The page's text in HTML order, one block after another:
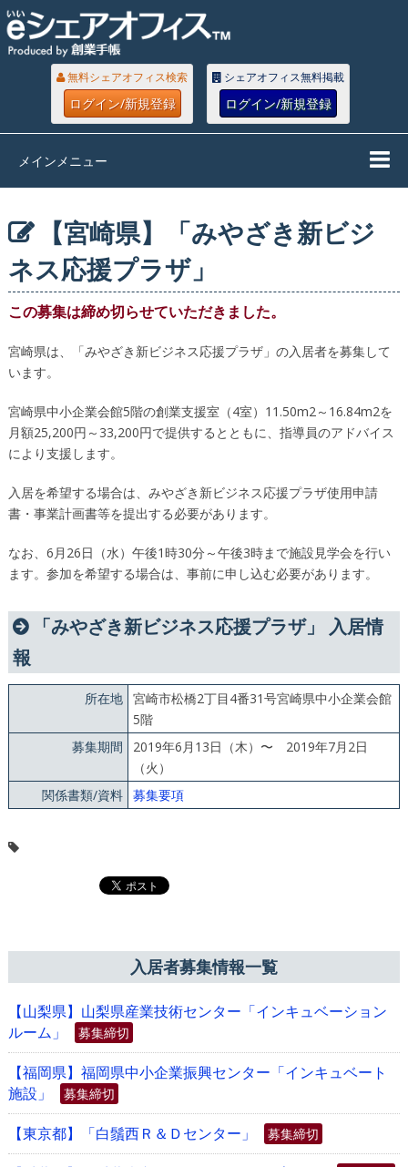
無料シェアオフィス検索
ログイン/新規登録
シェアオフィス無料掲載
ログイン/新規登録
メインメニュー
【宮崎県】「みやざき新ビジ
ネス応援プラザ」
この募集は締め切らせていただきました。
宮崎県は、「みやざき新ビジネス応援プラザ」の入居者を募集して
います。
宮崎県中小企業会館5階の創業支援室（4室）11.50m2～16.84m2を
月額25,200円～33,200円で提供するとともに、指導員のアドバイス
により支援します。
入居を希望する場合は、みやざき新ビジネス応援プラザ使用申請
書・事業計画書等を提出する必要があります。
なお、6月26日（水）午後1時30分～午後3時まで施設見学会を行い
ます。参加を希望する場合は、事前に申し込む必要があります。
「みやざき新ビジネス応援プラザ」 入居情
報
所在地 宮崎市松橋2丁目4番31号宮崎県中小企業会館
5階
募集期間
2019年6月13日（木）〜 2019年7月2日
（火）
関係書類/資料 募集要項
入居者募集情報一覧
【山梨県】山梨県産業技術センター「インキュベーション
ルーム」
募集締切
【福岡県】福岡県中小企業振興センター「インキュベート
施設」
募集締切
【東京都】「白鬚西Ｒ＆Ｄセンター」 募集締切